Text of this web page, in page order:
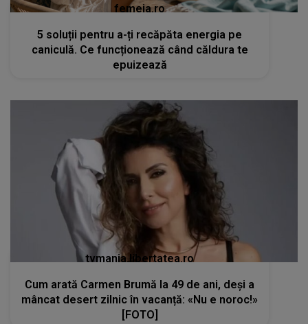
femeia.ro
5 soluții pentru a-ți recăpăta energia pe
caniculă. Ce funcționează când căldura te
epuizează
tvmania.libertatea.ro
Cum arată Carmen Brumă la 49 de ani, deși a
mâncat desert zilnic în vacanță: «Nu e noroc!»
[FOTO]